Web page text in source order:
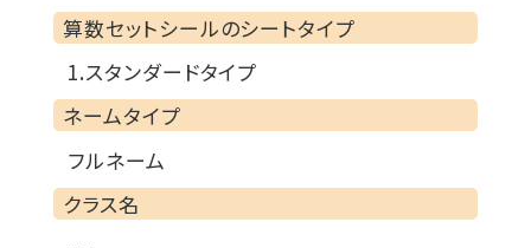
算数セットシールのシートタイプ
1.スタンダードタイプ
ネームタイプ
フルネーム
クラス名